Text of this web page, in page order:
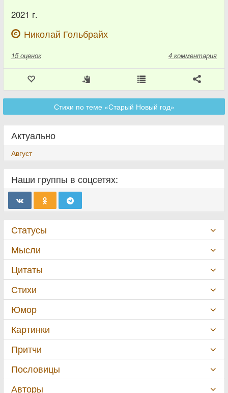
2021 г.
Николай Гольбрайх
15 оценок 4 комментария
Стихи по теме «Старый Новый год»
Актуально
Август
Наши группы в соцсетях:
Статусы
Мысли
Цитаты
Стихи
Юмор
Картинки
Притчи
Пословицы
Авторы